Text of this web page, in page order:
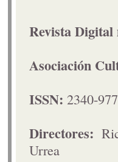
Revista Digital
Asociación
ISSN:2340-977
Directores:
Urrea